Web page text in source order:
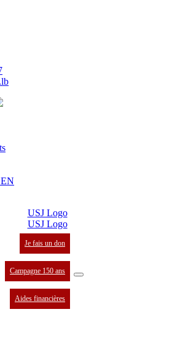
EN
Je fais un don
Campagne 150 ans
Aides financières